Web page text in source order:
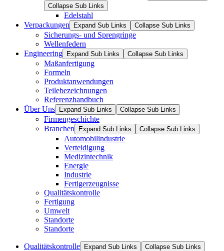
Collapse Sub Links
Edelstahl
Verpackungen
Expand Sub Links Collapse Sub Links
Sicherungs- und Sprengringe
Wellenfedern
Engineering
Expand Sub Links Collapse Sub Links
Maßanfertigung
Formeln
Produktanwendungen
Teilebezeichnungen
Referenzhandbuch
Über Uns
Expand Sub Links Collapse Sub Links
Firmengeschichte
Branchen
Expand Sub Links Collapse Sub Links
Automobilindustrie
Verteidigung
Medizintechnik
Energie
Industrie
Fertigerzeugnisse
Qualitätskontrolle
Fertigung
Umwelt
Standorte
Standorte
Qualitätskontrolle Expand Sub Links Collapse Sub Links